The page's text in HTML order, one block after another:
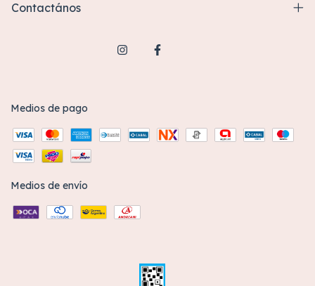
Contactános
Medios de pago
Medios de envío